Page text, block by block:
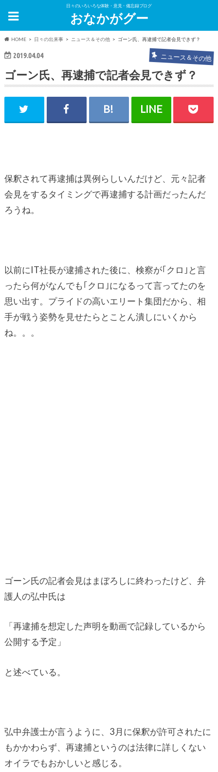
日々のいろいろな体験・意見・備忘録ブログ
おなかがグー
HOME 日々の出来事 ニュース＆その他 ゴーン氏、再逮捕で記者会見できず？
2019.04.04 ニュース＆その他
ゴーン氏、再逮捕で記者会見できず？
保釈されて再逮捕は異例らしいんだけど、元々記者
会見をするタイミングで再逮捕する計画だったんだ
ろうね。
以前にIT社長が逮捕された後に、検察が｢クロ｣と言
ったら何がなんでも｢クロ｣になるって言ってたのを
思い出す。プライドの高いエリート集団だから、相
手が戦う姿勢を見せたらとことん潰しにいくから
ね。。。
ゴーン氏の記者会見はまぼろしに終わったけど、弁
護人の弘中氏は
「再逮捕を想定した声明を動画で記録しているから
公開する予定」
と述べている。
弘中弁護士が言うように、3月に保釈が許可されたに
もかかわらず、再逮捕というのは法律に詳しくない
オイラでもおかしいと感じる。